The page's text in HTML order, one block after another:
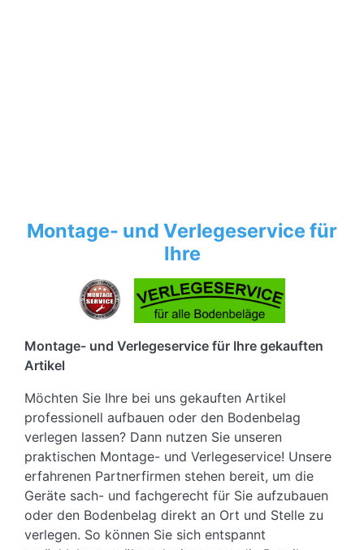
Montage- und Verlegeservice für
Ihre
Montage- und Verlegeservice für Ihre gekauften
Artikel
Möchten Sie Ihre bei uns gekauften Artikel
professionell aufbauen oder den Bodenbelag
verlegen lassen? Dann nutzen Sie unseren
praktischen Montage- und Verlegeservice! Unsere
erfahrenen Partnerfirmen stehen bereit, um die
Geräte sach- und fachgerecht für Sie aufzubauen
oder den Bodenbelag direkt an Ort und Stelle zu
verlegen. So können Sie sich entspannt